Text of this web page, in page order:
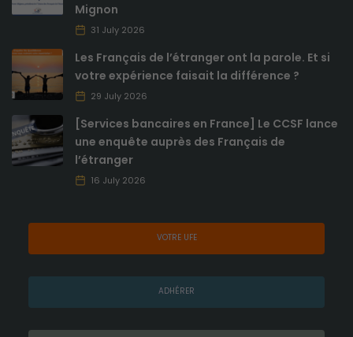
Mignon
31 July 2026
Les Français de l’étranger ont la parole. Et si
votre expérience faisait la différence ?
29 July 2026
[Services bancaires en France] Le CCSF lance
une enquête auprès des Français de
l’étranger
16 July 2026
VOTRE UFE
ADHÉRER